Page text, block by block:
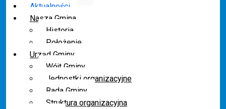
Aktualności
Nasza Gmina
Historia
Położenie
Urząd Gminy
Wójt Gminy
Jednostki organizacyjne
Rada Gminy
Struktura organizacyjna